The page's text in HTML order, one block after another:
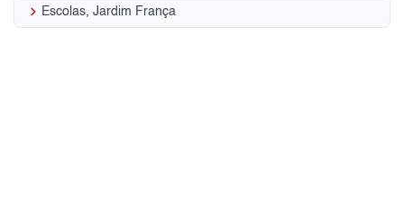
keyboard_arrow_right Escolas, Jardim França